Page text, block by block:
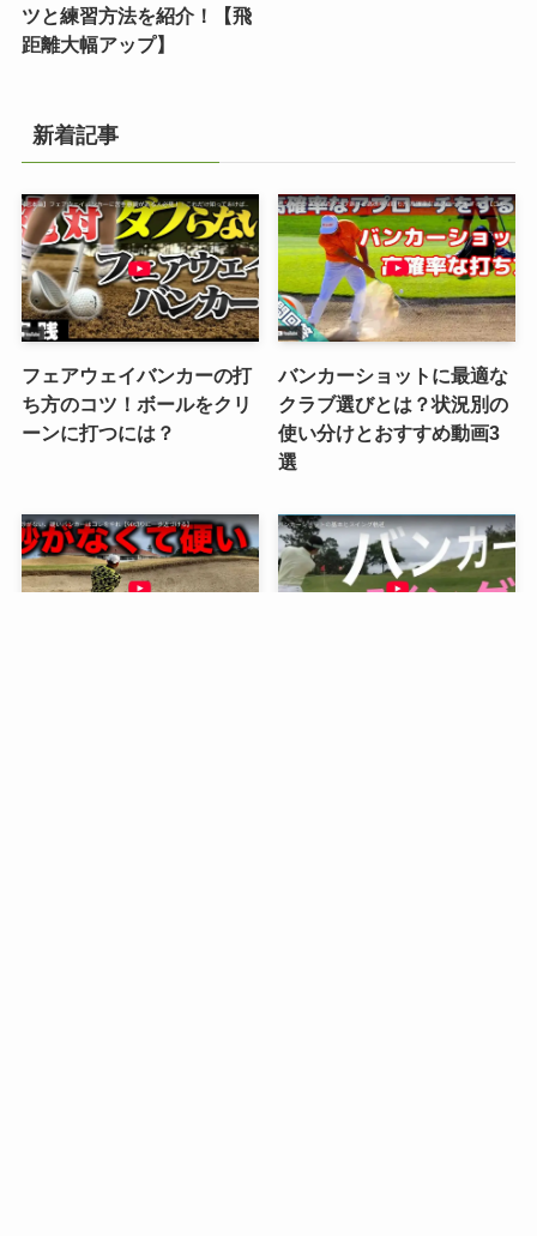
ツと練習方法を紹介！【飛
距離大幅アップ】
新着記事
フェアウェイバンカーの打
ち方のコツ！ボールをクリ
ーンに打つには？
バンカーショットに最適な
クラブ選びとは？状況別の
使い分けとおすすめ動画3
選